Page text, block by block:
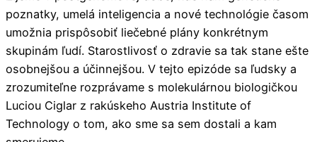
poznatky, umelá inteligencia a nové technológie časom
umožnia prispôsobiť liečebné plány konkrétnym
skupinám ľudí. Starostlivosť o zdravie sa tak stane ešte
osobnejšou a účinnejšou. V tejto epizóde sa ľudsky a
zrozumiteľne rozprávame s molekulárnou biologičkou
Luciou Ciglar z rakúskeho Austria Institute of
Technology o tom, ako sme sa sem dostali a kam